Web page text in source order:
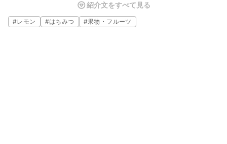
か物足りない食卓にも、このトマトマリネがあれば一気に華やかにな
ります。ぜひ作ってみて下さいね。
紹介文をすべて見る
#レモン #はちみつ #果物・フルーツ